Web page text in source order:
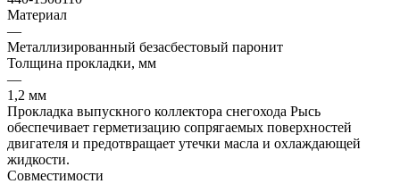
Материал
—
Металлизированный безасбестовый паронит
Толщина прокладки, мм
—
1,2 мм
Прокладка выпускного коллектора снегохода Рысь
обеспечивает герметизацию сопрягаемых поверхностей
двигателя и предотвращает утечки масла и охлаждающей
жидкости.
Совместимости